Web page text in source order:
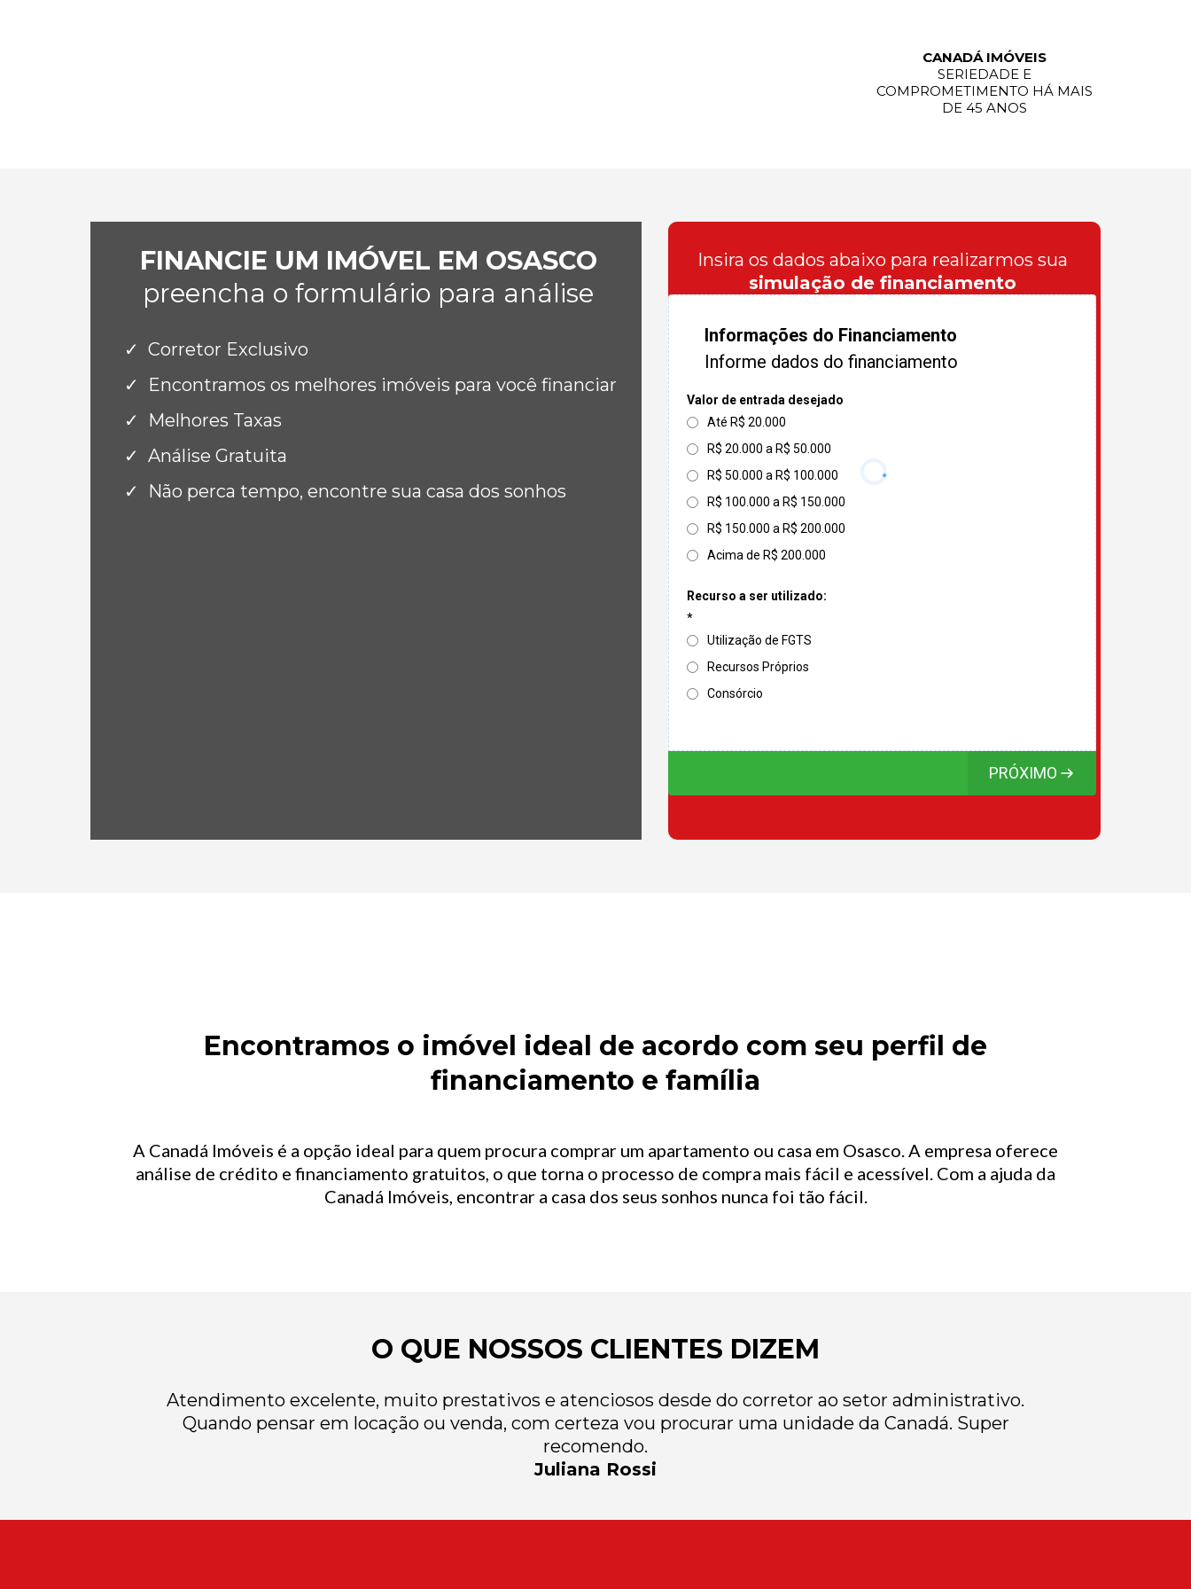
CANADÁ IMÓVEIS
SERIEDADE E
COMPROMETIMENTO HÁ MAIS
DE 45 ANOS
FINANCIE UM IMÓVEL EM OSASCO
preencha o formulário para análise
Corretor Exclusivo
Encontramos os melhores imóveis para você financiar
Melhores Taxas
Análise Gratuita
Não perca tempo, encontre sua casa dos sonhos
Insira os dados abaixo para realizarmos sua
simulação de financiamento
Informações do Financiamento
Informe dados do financiamento
Valor de entrada desejado
Até R$ 20.000
R$ 20.000 a R$ 50.000
R$ 50.000 a R$ 100.000
R$ 100.000 a R$ 150.000
R$ 150.000 a R$ 200.000
Acima de R$ 200.000
Recurso a ser utilizado:
*
Utilização de FGTS
Recursos Próprios
Consórcio
PRÓXIMO
Encontramos o imóvel ideal de acordo com seu perfil de
financiamento e família
A Canadá Imóveis é a opção ideal para quem procura comprar um apartamento ou casa em Osasco. A empresa oferece
análise de crédito e financiamento gratuitos, o que torna o processo de compra mais fácil e acessível. Com a ajuda da
Canadá Imóveis, encontrar a casa dos seus sonhos nunca foi tão fácil.
O QUE NOSSOS CLIENTES DIZEM
Atendimento excelente, muito prestativos e atenciosos desde do corretor ao setor administrativo.
Quando pensar em locação ou venda, com certeza vou procurar uma unidade da Canadá. Super
recomendo.
Juliana Rossi